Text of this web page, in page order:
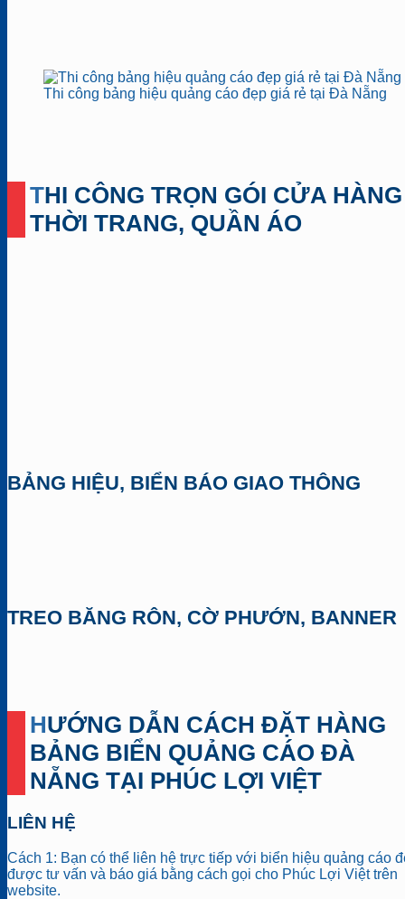
Thi công bảng hiệu quảng cáo đẹp giá rẻ tại Đà Nẵng
THI CÔNG TRỌN GÓI CỬA HÀNG
THỜI TRANG, QUẦN ÁO
BẢNG HIỆU, BIỂN BÁO GIAO THÔNG
TREO BĂNG RÔN, CỜ PHƯỚN, BANNER
HƯỚNG DẪN CÁCH ĐẶT HÀNG
BẢNG BIỂN QUẢNG CÁO ĐÀ
NẴNG TẠI PHÚC LỢI VIỆT
LIÊN HỆ
Cách 1: Bạn có thể liên hệ trực tiếp với biển hiệu quảng cáo
được tư vấn và báo giá bằng cách gọi cho Phúc Lợi Việt trên
website.